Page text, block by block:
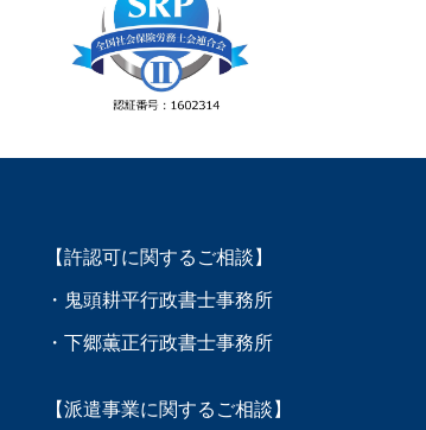
【許認可に関するご相談】
・鬼頭耕平行政書士事務所
・下郷薫正行政書士事務所
【派遣事業に関するご相談】